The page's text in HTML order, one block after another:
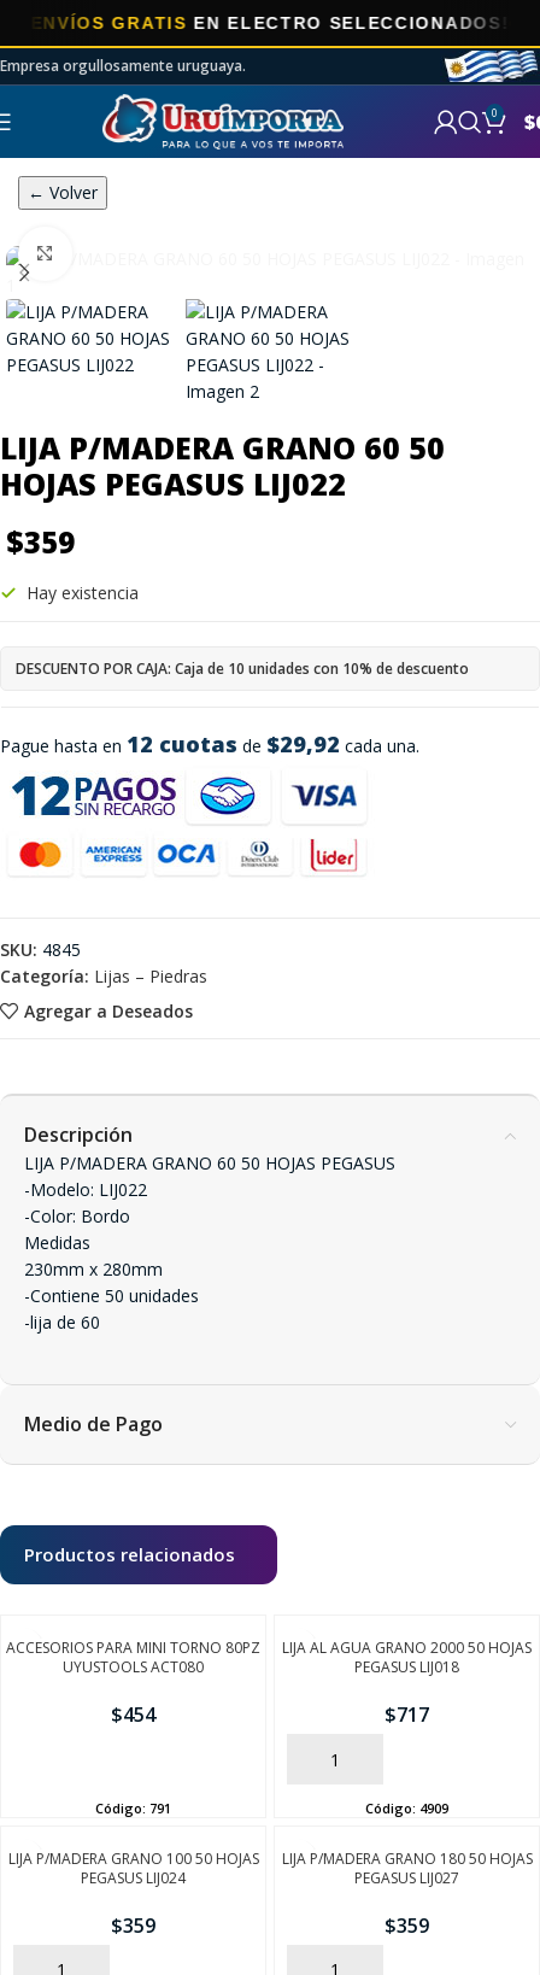
GRATISEN ELECTRO SELECCIONADOS!
Empresa orgullosamente uruguaya.
0 $
← Volver
LIJA P/MADERA GRANO 60 50
HOJAS PEGASUS LIJ022
$359
Pague hasta en 12 cuotas de $29,92 cada una.
Hay existencia
DESCUENTO POR CAJA: Caja de 10 unidades con 10% de descuento
Agregar a Deseados
SKU: 4845
Categoría: Lijas – Piedras
Descripción
LIJA P/MADERA GRANO 60 50 HOJAS PEGASUS
-Modelo: LIJ022
-Color: Bordo
Medidas
230mm x 280mm
-Contiene 50 unidades
-lija de 60
Medio de Pago
Productos relacionados
ACCESORIOS PARA MINI TORNO 80PZ
UYUSTOOLS ACT080
$454
Código: 791
LIJA AL AGUA GRANO 2000 50 HOJAS
PEGASUS LIJ018
$717
AÑADIR
Código: 4909
LIJA P/MADERA GRANO 100 50 HOJAS
PEGASUS LIJ024
$359
AÑADIR
LIJA P/MADERA GRANO 180 50 HOJAS
PEGASUS LIJ027
$359
AÑADIR